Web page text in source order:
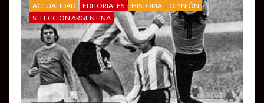
ACTUALIDAD EDITORIALES HISTORIA
OPINIÓN
SELECCIÓN ARGENTINA